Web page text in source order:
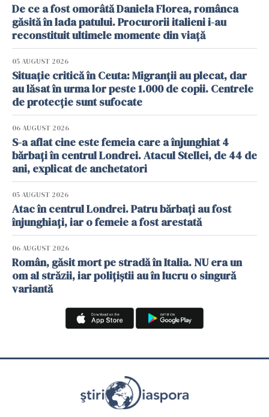
De ce a fost omorâtă Daniela Florea, românca
găsită în lada patului. Procurorii italieni i-au
reconstituit ultimele momente din viață
05 AUGUST 2026
Situație critică în Ceuta: Migranții au plecat, dar
au lăsat în urma lor peste 1.000 de copii. Centrele
de protecție sunt sufocate
06 AUGUST 2026
S-a aflat cine este femeia care a înjunghiat 4
bărbați în centrul Londrei. Atacul Stellei, de 44 de
ani, explicat de anchetatori
05 AUGUST 2026
Atac în centrul Londrei. Patru bărbați au fost
înjunghiați, iar o femeie a fost arestată
06 AUGUST 2026
Român, găsit mort pe stradă în Italia. NU era un
om al străzii, iar polițiștii au în lucru o singură
variantă